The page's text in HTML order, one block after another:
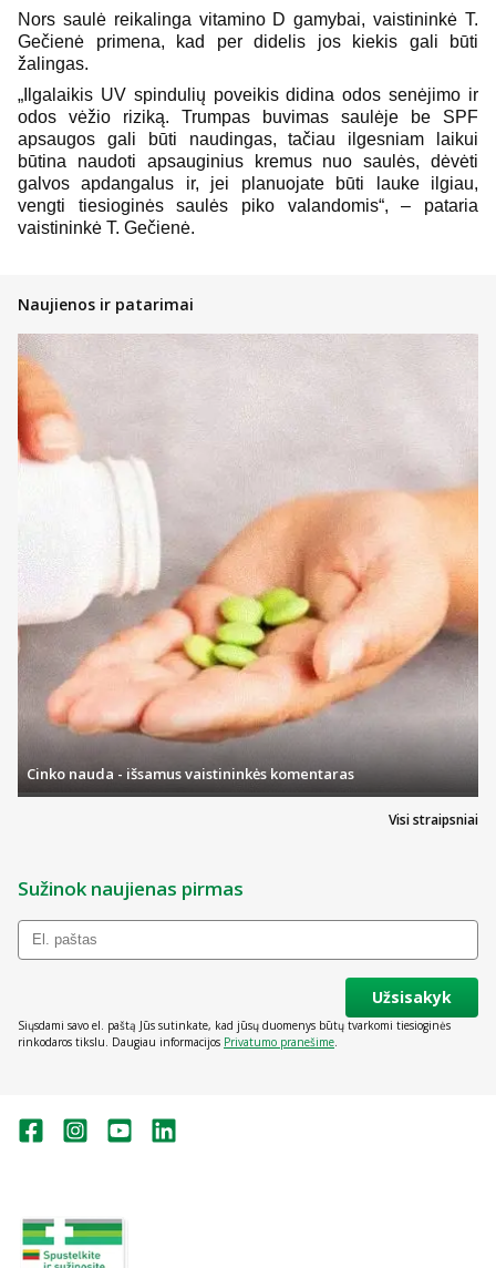
Nors saulė reikalinga vitamino D gamybai, vaistininkė T.
Gečienė primena, kad per didelis jos kiekis gali būti
žalingas.
„Ilgalaikis UV spindulių poveikis didina odos senėjimo ir
odos vėžio riziką. Trumpas buvimas saulėje be SPF
apsaugos gali būti naudingas, tačiau ilgesniam laikui
būtina naudoti apsauginius kremus nuo saulės, dėvėti
galvos apdangalus ir, jei planuojate būti lauke ilgiau,
vengti tiesioginės saulės piko valandomis“, – pataria
vaistininkė T. Gečienė.
Naujienos ir patarimai
Visi straipsniai
Cinko nauda - išsamus vaistininkės komentaras
Sužinok naujienas pirmas
Užsisakyk
Siųsdami savo el. paštą Jūs sutinkate, kad jūsų duomenys būtų tvarkomi tiesioginės
rinkodaros tikslu. Daugiau informacijos Privatumo pranešime.